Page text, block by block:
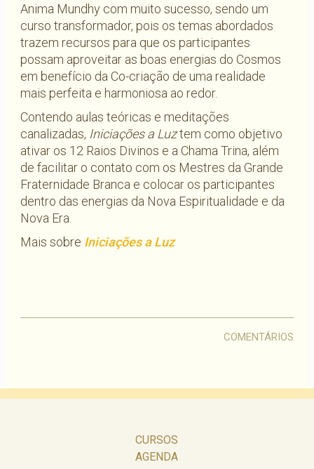
Anima Mundhy com muito sucesso, sendo um
curso transformador, pois os temas abordados
trazem recursos para que os participantes
possam aproveitar as boas energias do Cosmos
em benefício da Co-criação de uma realidade
mais perfeita e harmoniosa ao redor.
Contendo aulas teóricas e meditações
canalizadas, Iniciações a Luztem como objetivo
ativar os 12 Raios Divinos e a Chama Trina, além
de facilitar o contato com os Mestres da Grande
Fraternidade Branca e colocar os participantes
dentro das energias da Nova Espiritualidade e da
Nova Era.
Mais sobre Iniciações a Luz
COMENTÁRIOS
CURSOS
AGENDA